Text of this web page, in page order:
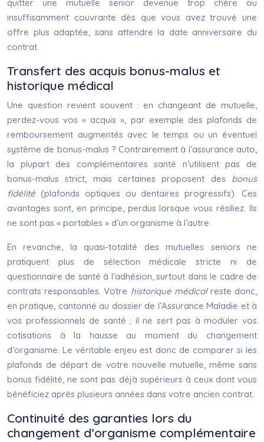
quitter une mutuelle senior devenue trop chère ou
insuffisamment couvrante dès que vous avez trouvé une
offre plus adaptée, sans attendre la date anniversaire du
contrat.
Transfert des acquis bonus-malus et
historique médical
Une question revient souvent : en changeant de mutuelle,
perdez-vous vos « acquis », par exemple des plafonds de
remboursement augmentés avec le temps ou un éventuel
système de bonus-malus ? Contrairement à l’assurance auto,
la plupart des complémentaires santé n’utilisent pas de
bonus-malus strict, mais certaines proposent des bonus
fidélité (plafonds optiques ou dentaires progressifs). Ces
avantages sont, en principe, perdus lorsque vous résiliez. Ils
ne sont pas « portables » d’un organisme à l’autre.
En revanche, la quasi-totalité des mutuelles seniors ne
pratiquent plus de sélection médicale stricte ni de
questionnaire de santé à l’adhésion, surtout dans le cadre de
contrats responsables. Votre historique médicalreste donc,
en pratique, cantonné au dossier de l’Assurance Maladie et à
vos professionnels de santé ; il ne sert pas à moduler vos
cotisations à la hausse au moment du changement
d’organisme. Le véritable enjeu est donc de comparer si les
plafonds de départ de votre nouvelle mutuelle, même sans
bonus fidélité, ne sont pas déjà supérieurs à ceux dont vous
bénéficiez après plusieurs années dans votre ancien contrat.
Continuité des garanties lors du
changement d’organisme complémentaire